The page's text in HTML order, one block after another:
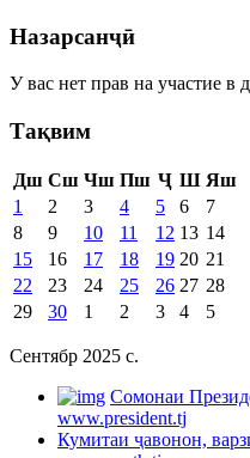
Назарсанҷӣ
У вас нет прав на участие в
Тақвим
Дш Сш Чш Пш Ҷ Ш Яш
1
2 3 4 5 6
7
8
9 10 11 12 13 14
15
16 17 18 19 20 21
22
23 24 25 26 27 28
29
30 1 2 3 4 5
Сентябр 2025 c.
Cомонаи
www.president.tj
Кумитаи ҷавонон,